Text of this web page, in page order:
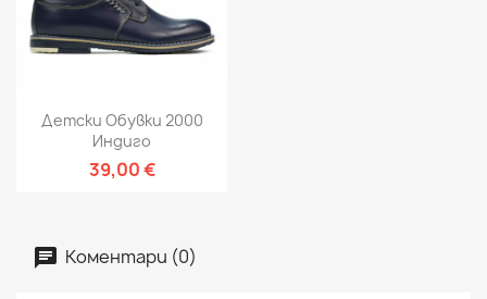
Детски Обувки 2000
Индиго
39,00 €
Коментари (0)